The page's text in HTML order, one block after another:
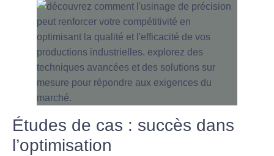
Études de cas : succès dans
l’optimisation